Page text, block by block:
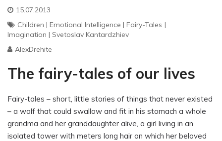
15.07.2013
Children | Emotional Intelligence | Fairy-Tales |
Imagination | Svetoslav Kantardzhiev
AlexDrehite
The fairy-tales of our lives
Fairy-tales – short, little stories of things that never existed
– a wolf that could swallow and fit in his stomach a whole
grandma and her granddaughter alive, a girl living in an
isolated tower with meters long hair on which her beloved